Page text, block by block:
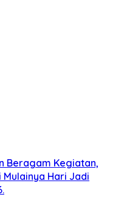
Beragam Kegiatan,
Mulainya Hari Jadi